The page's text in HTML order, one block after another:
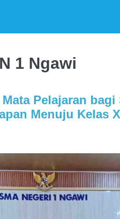
1 Ngawi
Pelajaran bagi
Menuju Kelas